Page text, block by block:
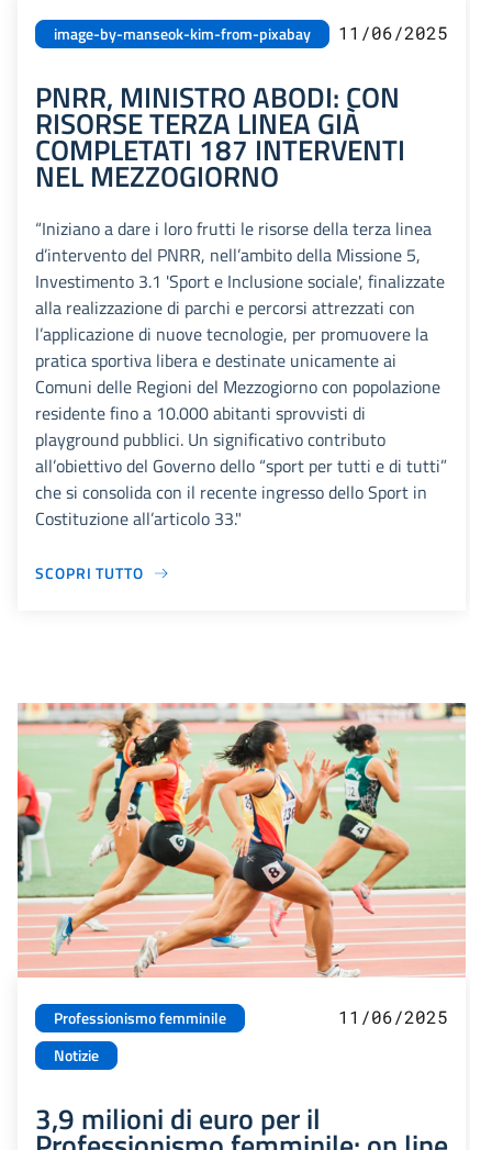
image-by-manseok-kim-from-pixabay 11/06/2025
PNRR, MINISTRO ABODI: CON
RISORSE TERZA LINEA GIÀ
COMPLETATI 187 INTERVENTI
NEL MEZZOGIORNO
“Iniziano a dare i loro frutti le risorse della terza linea
d’intervento del PNRR, nell’ambito della Missione 5,
Investimento 3.1 'Sport e Inclusione sociale', finalizzate
alla realizzazione di parchi e percorsi attrezzati con
l’applicazione di nuove tecnologie, per promuovere la
pratica sportiva libera e destinate unicamente ai
Comuni delle Regioni del Mezzogiorno con popolazione
residente fino a 10.000 abitanti sprovvisti di
playground pubblici. Un significativo contributo
all’obiettivo del Governo dello “sport per tutti e di tutti”
che si consolida con il recente ingresso dello Sport in
Costituzione all’articolo 33."
SCOPRI TUTTO
Professionismo femminile
Notizie
11/06/2025
3,9 milioni di euro per il